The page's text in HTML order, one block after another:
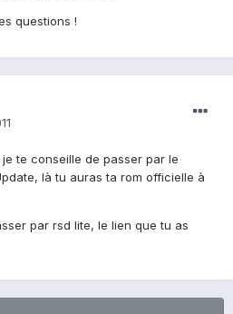
questions !
te conseille de passer par le
là tu auras ta rom officielle à
par rsd lite, le lien que tu as